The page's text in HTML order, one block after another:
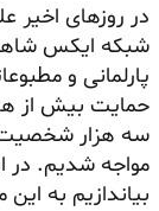
در روزهای اخیر
شبکه ایکس
پارلمانی و
حمایت بیش از
سه هزار شخصیت
مواجه شدیم. در
بیاندازیم به